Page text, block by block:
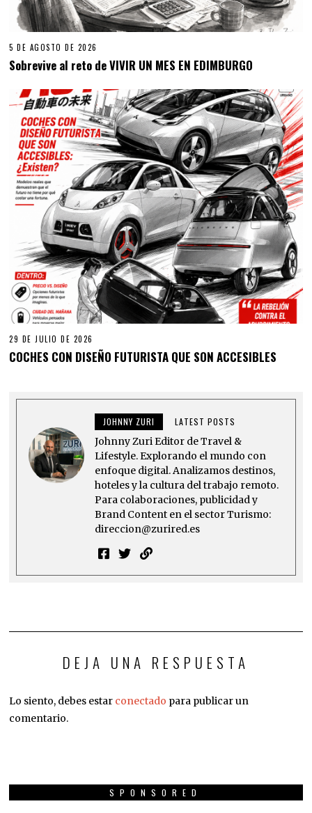
5 DE AGOSTO DE 2026
Sobrevive al reto de VIVIR UN MES EN EDIMBURGO
29 DE JULIO DE 2026
COCHES CON DISEÑO FUTURISTA QUE SON ACCESIBLES
JOHNNY ZURI LATEST POSTS
Johnny Zuri Editor de Travel &
Lifestyle. Explorando el mundo con
enfoque digital. Analizamos destinos,
hoteles y la cultura del trabajo remoto.
Para colaboraciones, publicidad y
Brand Content en el sector Turismo:
direccion@zurired.es
DEJA UNA RESPUESTA
Lo siento, debes estar conectado para publicar un
comentario.
SPONSORED